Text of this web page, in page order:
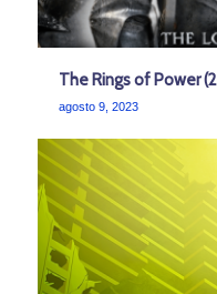
The Rings of Power
agosto 9, 2023